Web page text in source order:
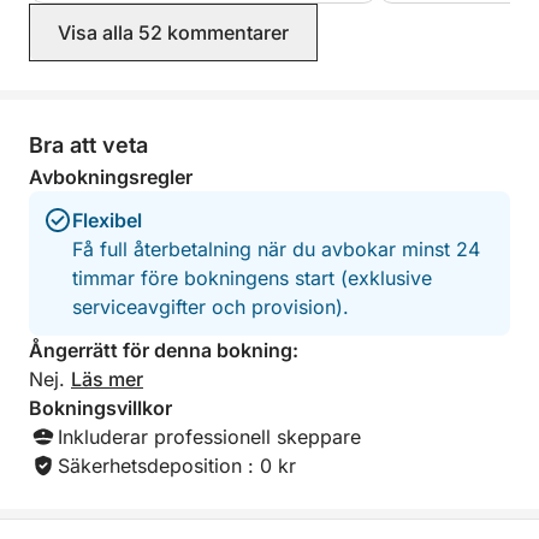
Visa alla 52 kommentarer
Bra att veta
Avbokningsregler
Flexibel
Få full återbetalning när du avbokar minst 24
timmar före bokningens start (exklusive
serviceavgifter och provision).
Ångerrätt för denna bokning:
Nej. Läs mer
Bokningsvillkor
Inkluderar professionell skeppare
Säkerhetsdeposition : 0 kr